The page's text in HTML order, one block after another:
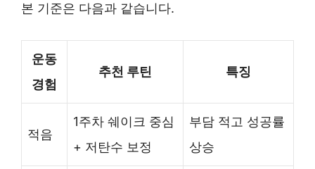
본 기준은 다음과 같습니다.
운동
경험
추천 루틴 특징
적음
1주차 쉐이크 중심
+ 저탄수 보정
부담 적고 성공률
상승